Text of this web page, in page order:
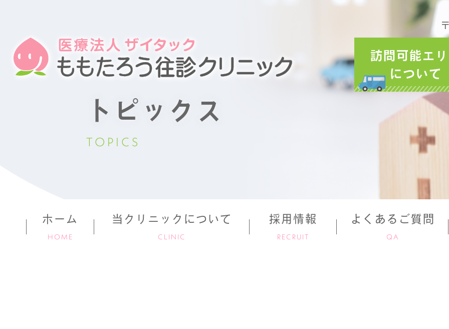
訪問可能エ
について
トピックス
TOPICS
ホーム
HOME
当クリニックについて
CLINIC
採用情報
RECRUIT
よくあるご質問
QA